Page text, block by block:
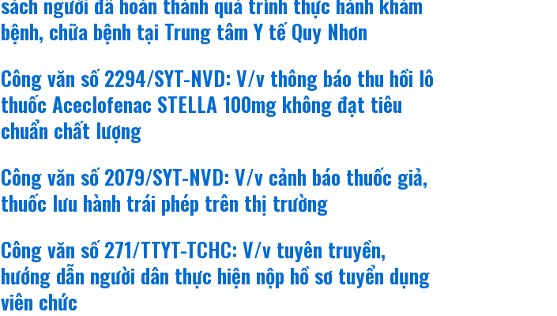
bệnh, chữa bệnh tại Trung tâm Y tế Quy Nhơn
Công văn số 2294/SYT-NVD: V/v thông báo thu hồi lô
thuốc Aceclofenac STELLA 100mg không đạt tiêu
chuẩn chất lượng
Công văn số 2079/SYT-NVD: V/v cảnh báo thuốc giả,
thuốc lưu hành trái phép trên thị trường
Công văn số 271/TTYT-TCHC: V/v tuyên truyền,
hướng dẫn người dân thực hiện nộp hồ sơ tuyển dụng
viên chức